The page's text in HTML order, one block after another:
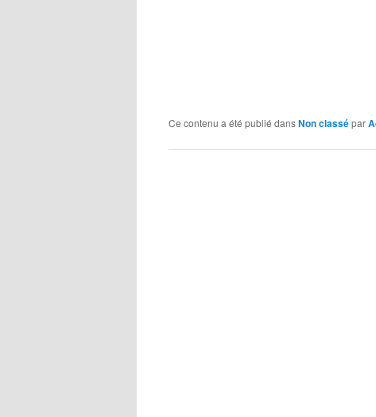
Ce contenu a été publié dansNon classépar